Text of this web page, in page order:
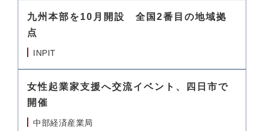
九州本部を10月開設 全国2番目の地域拠
点
INPIT
女性起業家支援へ交流イベント、四日市で
開催
中部経済産業局